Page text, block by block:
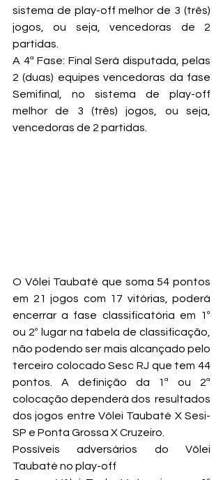
sistema de play-off melhor de 3 (três)
jogos, ou seja, vencedoras de 2
partidas.
A 4ª Fase: Final Será disputada, pelas
2 (duas) equipes vencedoras da fase
Semifinal, no sistema de play-off
melhor de 3 (três) jogos, ou seja,
vencedoras de 2 partidas.
O Vôlei Taubaté que soma 54 pontos
em 21 jogos com 17 vitórias, poderá
encerrar a fase classificatória em 1º
ou 2º lugar na tabela de classificação,
não podendo ser mais alcançado pelo
terceiro colocado Sesc RJ que tem 44
pontos. A definição da 1ª ou 2ª
colocação dependerá dos  resultados
dos jogos entre Vôlei Taubaté X Sesi-
SP e Ponta Grossa X Cruzeiro.
Possíveis adversários do Vôlei
Taubaté no play-off